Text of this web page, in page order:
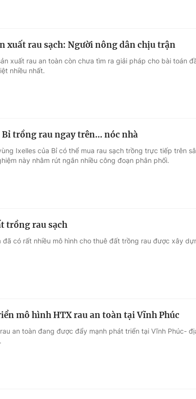
xuất rau sạch: Người nông dân chịu trận
xuất rau an toàn còn chưa tìm ra giải pháp cho bài toán
nhiều nhất.
Bỉ trồng rau ngay trên... nóc nhà
Ixelles của Bỉ có thể mua rau sạch trồng trực tiếp trên
này nhằm rút ngắn nhiều công đoạn phân phối.
trồng rau sạch
đã có rất nhiều mô hình cho thuê đất trồng rau được xây
mô hình HTX rau an toàn tại Vĩnh Phúc
an toàn đang được đẩy mạnh phát triển tại Vĩnh Phúc-